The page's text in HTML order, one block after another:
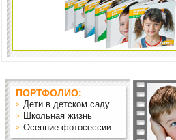
ПОРТФОЛИО:
Дети в детском саду
Школьная жизнь
Осенние фотосессии